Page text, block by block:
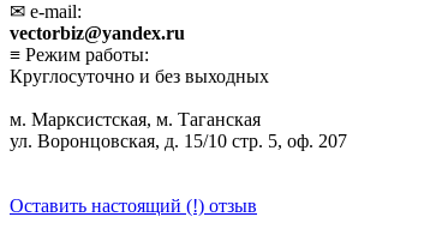
✉ e-mail:
vectorbiz@yandex.ru
≡ Режим работы:
Круглосуточно и без выходных
м. Марксистская, м. Таганская
ул. Воронцовская, д. 15/10 стр. 5, оф. 207
Оставить настоящий (!) отзыв